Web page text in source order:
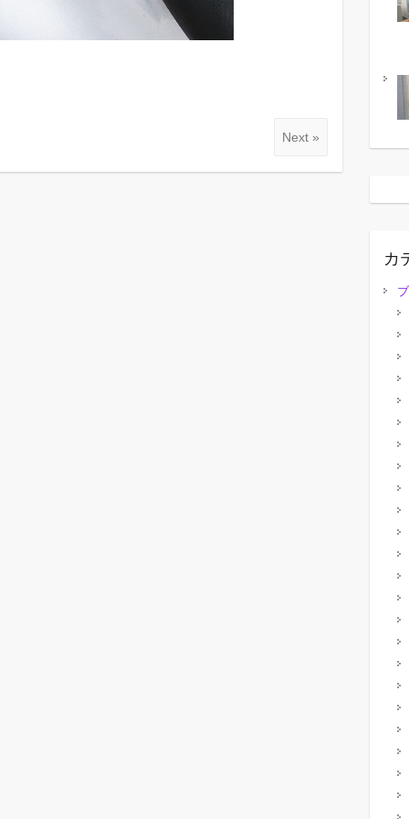
Next »
カ